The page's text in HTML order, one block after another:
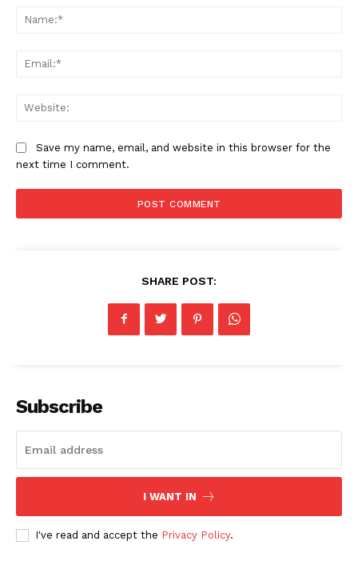
Save my name, email, and website in this browser for the
next time I comment.
SHARE POST:
Subscribe
I WANT IN
I've read and accept the Privacy Policy.